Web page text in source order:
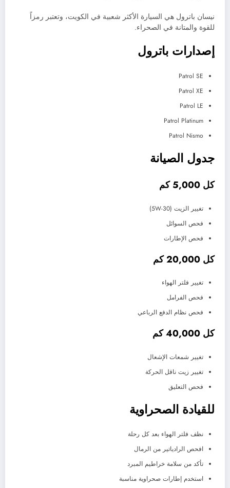
نيسان باترول هي السيارة الأكثر شعبية في الكويت، وتعتبر رمزاً
للقوة والمتانة في الصحراء.
إصدارات باترول
Patrol SE
Patrol XE
Patrol LE
Patrol Platinum
Patrol Nismo
جدول الصيانة
كل 5,000 كم
تغيير الزيت (5W-30)
فحص السوائل
فحص الإطارات
كل 20,000 كم
تغيير فلتر الهواء
فحص الفرامل
فحص نظام الدفع الرباعي
كل 40,000 كم
تغيير شمعات الإشعال
تغيير زيت ناقل الحركة
فحص التعليق
للقيادة الصحراوية
نظف فلتر الهواء بعد كل رحلة
افحص الرادياتير من الرمال
تأكد من سلامة خراطيم المبرد
استخدم إطارات صحراوية مناسبة